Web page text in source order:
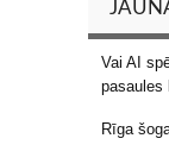
Vai AI
pasaules
Rīga